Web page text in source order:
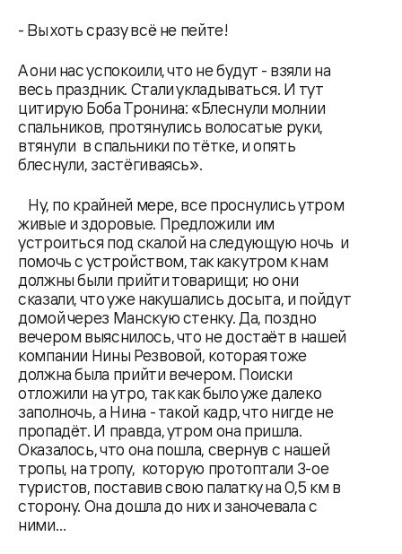
- Вы хоть сразу всё не пейте!
А они нас успокоили, что не будут - взяли на
весь праздник. Стали укладываться. И тут
цитирую Боба Тронина: «Блеснули молнии
спальников, протянулись волосатые руки,
втянули в спальники по тётке, и опять
блеснули, застёгиваясь».
Ну, по крайней мере, все проснулись утром
живые и здоровые. Предложили им
устроиться под скалой на следующую ночь и
помочь с устройством, так как утром к нам
должны были прийти товарищи; но они
сказали, что уже накушались досыта, и пойдут
домой через Манскую стенку. Да, поздно
вечером выяснилось, что не достаёт в нашей
компании Нины Резвовой, которая тоже
должна была прийти вечером. Поиски
отложили на утро, так как было уже далеко
заполночь, а Нина - такой кадр, что нигде не
пропадёт. И правда, утром она пришла.
Оказалось, что она пошла, свернув с нашей
тропы, на тропу, которую протоптали 3-ое
туристов, поставив свою палатку на 0,5 км в
сторону. Она дошла до них и заночевала с
ними…